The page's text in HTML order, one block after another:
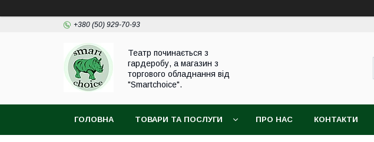
+380 (50) 929-70-93
Театр починається з
гардеробу, а магазин з
торгового обладнання від
"Smartchoice".
ГОЛОВНА ТОВАРИ ТА ПОСЛУГИ ПРО НАС КОНТАКТИ